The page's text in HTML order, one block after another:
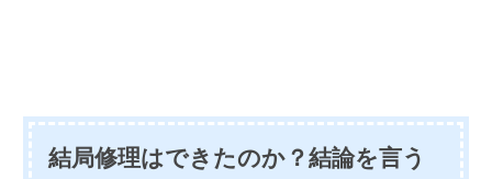
結局修理はできたのか？結論を言う